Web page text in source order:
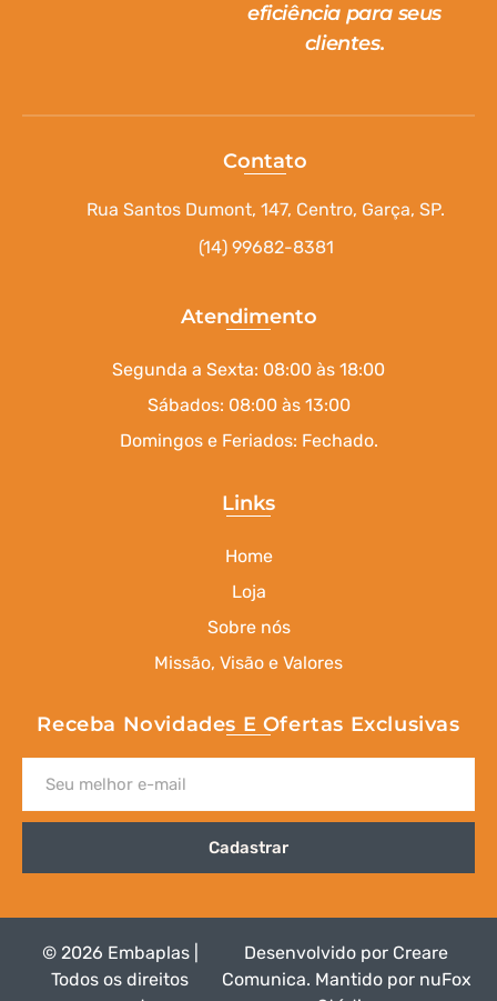
eficiência para seus
clientes.
Contato
Rua Santos Dumont, 147, Centro, Garça, SP.
(14) 99682-8381
Atendimento
Segunda a Sexta: 08:00 às 18:00
Sábados: 08:00 às 13:00
Domingos e Feriados: Fechado.
Links
Home
Loja
Sobre nós
Missão, Visão e Valores
Receba Novidades E Ofertas Exclusivas
Cadastrar
© 2026 Embaplas |
Todos os direitos
Desenvolvido por Creare
Comunica. Mantido por nuFox